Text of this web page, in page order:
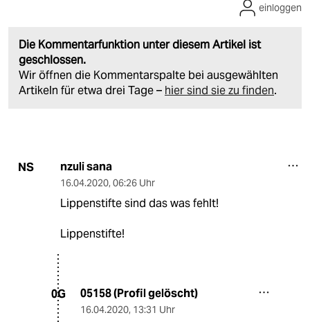
Die Kommentarfunktion unter diesem Artikel ist
geschlossen.
Wir öffnen die Kommentarspalte bei ausgewählten
Artikeln für etwa drei Tage – hier sind sie zu finden.
einloggen
NS nzuli sana
16.04.2020, 06:26 Uhr
Lippenstifte sind das was fehlt!
Lippenstifte!
0G 05158 (Profil gelöscht)
16.04.2020, 13:31 Uhr